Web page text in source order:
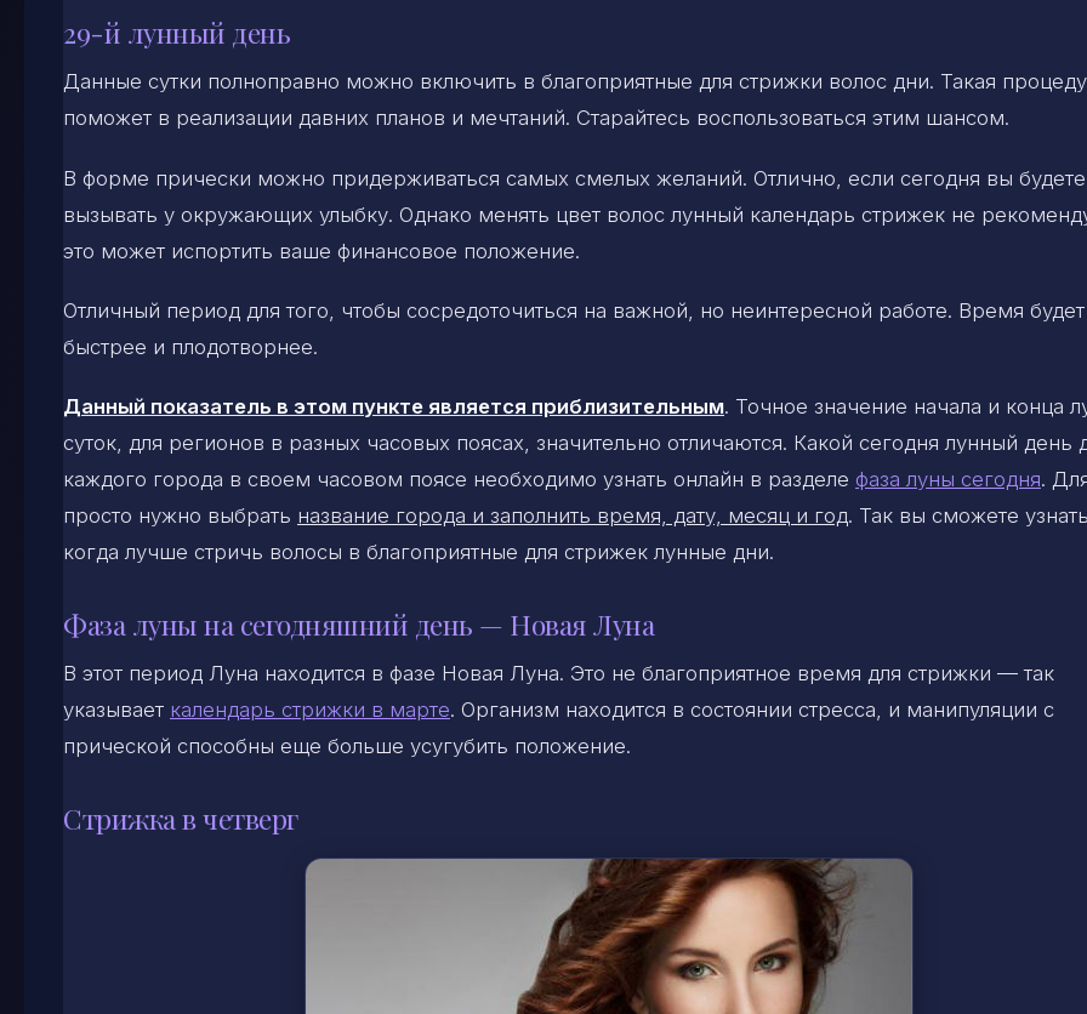
29-й лунный день
Данные сутки полноправно можно включить в благоприятные для стрижки волос дни. Такая
поможет в реализации давних планов и мечтаний. Старайтесь воспользоваться этим шансом.
В форме прически можно придерживаться самых смелых желаний. Отлично, если сегодня вы будете
вызывать у окружающих улыбку. Однако менять цвет волос лунный календарь стрижек не
это может испортить ваше финансовое положение.
Отличный период для того, чтобы сосредоточиться на важной, но неинтересной работе. Время
быстрее и плодотворнее.
Данный показатель в этом пункте является приблизительным. Точное значение начала и конца
суток, для регионов в разных часовых поясах, значительно отличаются. Какой сегодня лунный день
каждого города в своем часовом поясе необходимо узнать онлайн в разделе фаза луны сегодня.
просто нужно выбрать название города и заполнить время, дату, месяц и год. Так вы сможете
когда лучше стричь волосы в благоприятные для стрижек лунные дни.
Фаза луны на сегодняшний день — Новая Луна
В этот период Луна находится в фазе Новая Луна. Это не благоприятное время для стрижки — так
указывает календарь стрижки в марте. Организм находится в состоянии стресса, и манипуляции с
прической способны еще больше усугубить положение.
Стрижка в четверг